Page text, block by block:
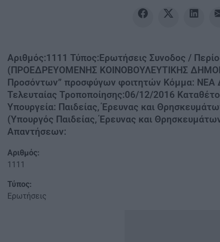
Αριθμός:1111 Τύπος:Ερωτήσεις Συνοδος /
(ΠΡΟΕΔΡΕΥΟΜΕΝΗΣ ΚΟΙΝΟΒΟΥΛΕΥΤΙΚΗΣ
Προσόντων” προσφύγων φοιτητών Κόμμα:
Τελευταίας Τροποποίησης:06/12/2016
Υπουργεία: Παιδείας, Έρευνας και
(Υπουργός Παιδείας, Έρευνας και
Απαντήσεων:
Αριθμός:
1111
Τύπος:
Ερωτήσεις